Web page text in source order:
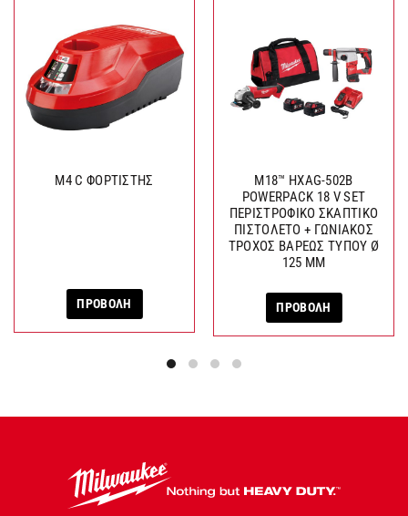
M4 C ΦΟΡΤΙΣΤΗΣ
ΠΡΟΒΟΛΗ
M18™ HXAG-502B
POWERPACK 18 V SET
ΠΕΡΙΣΤΡΟΦΙΚΟ ΣΚΑΠΤΙΚΟ
ΠΙΣΤΟΛΕΤΟ + ΓΩΝΙΑΚΟΣ
ΤΡΟΧΟΣ ΒΑΡΕΩΣ ΤΥΠΟΥ Ø
125 MM
ΠΡΟΒΟΛΗ